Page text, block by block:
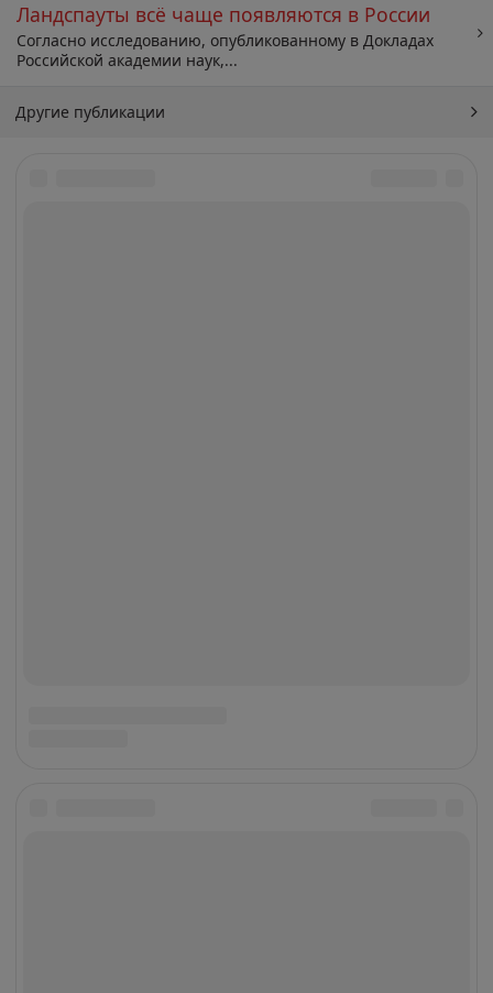
Ландспауты всё чаще появляются в России
Согласно исследованию, опубликованному в Докладах
Российской академии наук,...
Другие публикации